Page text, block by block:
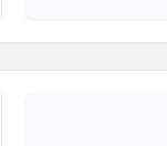
Doç. Dr. Kemal
oluşturun. Size bu